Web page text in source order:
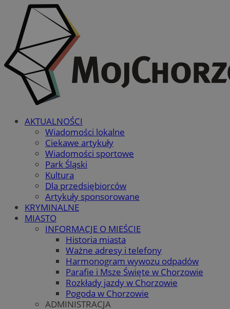
AKTUALNOŚCI
Wiadomości lokalne
Ciekawe artykuły
Wiadomości sportowe
Park Śląski
Kultura
Dla przedsiębiorców
Artykuły sponsorowane
KRYMINALNE
MIASTO
INFORMACJE O MIEŚCIE
Historia miasta
Ważne adresy i telefony
Harmonogram wywozu odpadów
Parafie i Msze Święte w Chorzowie
Rozkłady jazdy w Chorzowie
Pogoda w Chorzowie
ADMINISTRACJA